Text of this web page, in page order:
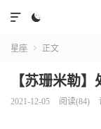


星座  正文
【苏珊米勒
2021-12-05 阅读(84)